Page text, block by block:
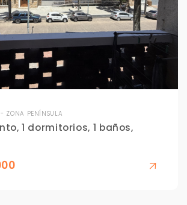
ZONA PENÍNSULA
1 dormitorios, 1 baños,